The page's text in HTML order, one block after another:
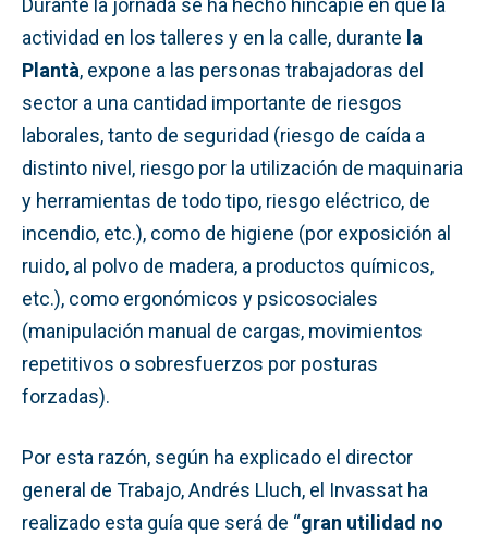
Durante la jornada se ha hecho hincapié en que la
actividad en los talleres y en la calle, durante la
Plantà, expone a las personas trabajadoras del
sector a una cantidad importante de riesgos
laborales, tanto de seguridad (riesgo de caída a
distinto nivel, riesgo por la utilización de maquinaria
y herramientas de todo tipo, riesgo eléctrico, de
incendio, etc.), como de higiene (por exposición al
ruido, al polvo de madera, a productos químicos,
etc.), como ergonómicos y psicosociales
(manipulación manual de cargas, movimientos
repetitivos o sobresfuerzos por posturas
forzadas).
Por esta razón, según ha explicado el director
general de Trabajo, Andrés Lluch, el Invassat ha
realizado esta guía que será de “gran utilidad no